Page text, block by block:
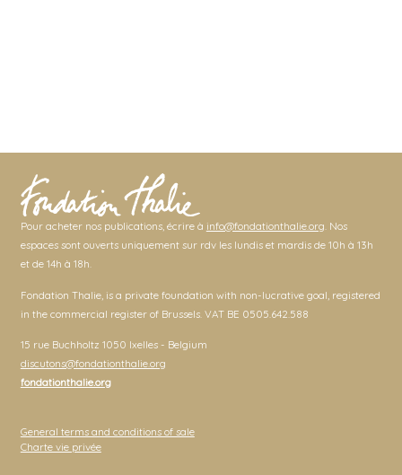
Pour acheter nos publications, écrire à info@fondationthalie.org. Nos
espaces sont ouverts uniquement sur rdv les lundis et mardis de 10h à 13h
et de 14h à 18h.
Fondation Thalie, is a private foundation with non-lucrative goal, registered
in the commercial register of Brussels. VAT BE 0505.642.588
15 rue Buchholtz 1050 Ixelles - Belgium
discutons@fondationthalie.org
fondationthalie.org
General terms and conditions of sale
Charte vie privée